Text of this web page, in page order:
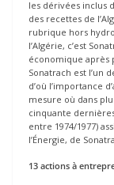
les dérivées inclus
des recettes de
rubrique hors
l’Algérie, c’est
économique après
Sonatrach est l’un
d’où l’importance
mesure où dans
cinquante
entre 1974/1977)
l’Énergie, de
13 actions à